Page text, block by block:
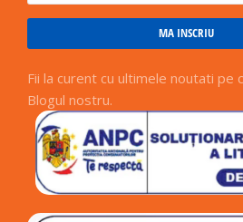
MA INSCRIU
Fii la curent cu ultimele noutati pe
Blogul nostru.